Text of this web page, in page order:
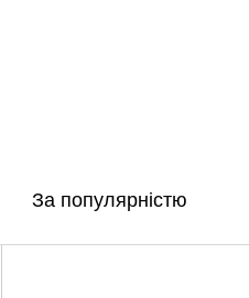
За популярністю